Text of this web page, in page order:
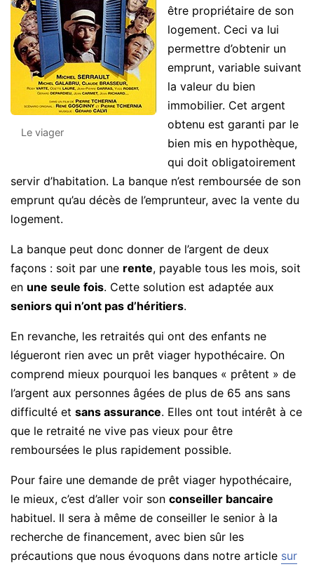
Le viager
être propriétaire de son
logement. Ceci va lui
permettre d’obtenir un
emprunt, variable suivant
la valeur du bien
immobilier. Cet argent
obtenu est garanti par le
bien mis en hypothèque,
qui doit obligatoirement
servir d’habitation. La banque n’est remboursée de son
emprunt qu’au décès de l’emprunteur, avec la vente du
logement.
La banque peut donc donner de l’argent de deux
façons : soit par une rente, payable tous les mois, soit
en une seule fois. Cette solution est adaptée aux
seniors qui n’ont pas d’héritiers.
En revanche, les retraités qui ont des enfants ne
légueront rien avec un prêt viager hypothécaire. On
comprend mieux pourquoi les banques « prêtent » de
l’argent aux personnes âgées de plus de 65 ans sans
difficulté et sans assurance. Elles ont tout intérêt à ce
que le retraité ne vive pas vieux pour être
remboursées le plus rapidement possible.
Pour faire une demande de prêt viager hypothécaire,
le mieux, c’est d’aller voir son conseiller bancaire
habituel. Il sera à même de conseiller le senior à la
recherche de financement, avec bien sûr les
précautions que nous évoquons dans notre article sur